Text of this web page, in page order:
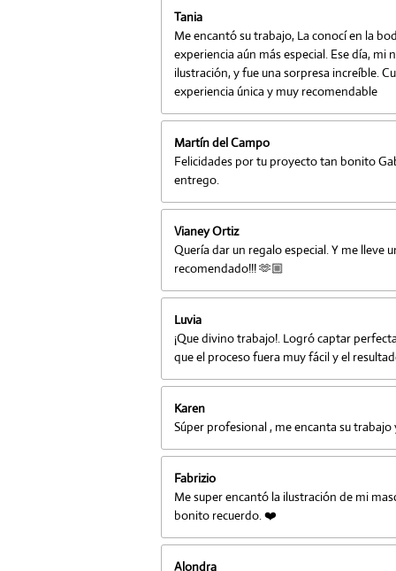
Tania
Me encantó su trabajo, La conocí en la
experiencia aún más especial. Ese día,
ilustración, y fue una sorpresa increíble.
experiencia única y muy recomendable
Martín del Campo
Felicidades por tu proyecto tan bonito
entrego.
Vianey Ortiz
Quería dar un regalo especial. Y me lleve
recomendado!!! 🫶🏼
Luvia
¡Que divino trabajo!. Logró captar
que el proceso fuera muy fácil y el
Karen
Súper profesional , me encanta su
Fabrizio
Me super encantó la ilustración de mi
bonito recuerdo. ❤️
Alondra